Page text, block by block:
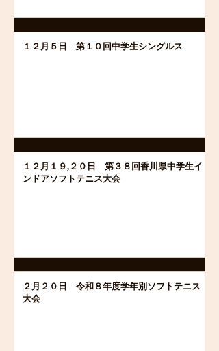
１２月５日 第１０回中学生シングルス
１２月１９,２０日 第３８回香川県中学生イ
ンドアソフトテニス大会
２月２０日 令和８年度学年別ソフトテニス
大会